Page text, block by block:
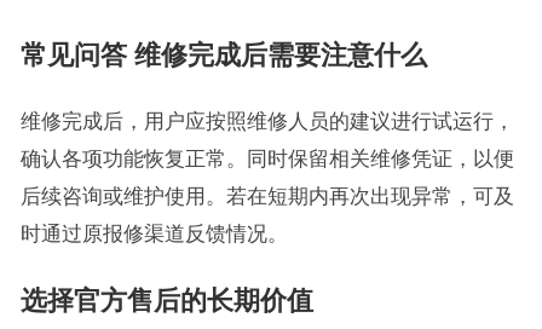
常见问答 维修完成后需要注意什么
维修完成后，用户应按照维修人员的建议进行试运行，
确认各项功能恢复正常。同时保留相关维修凭证，以便
后续咨询或维护使用。若在短期内再次出现异常，可及
时通过原报修渠道反馈情况。
选择官方售后的长期价值